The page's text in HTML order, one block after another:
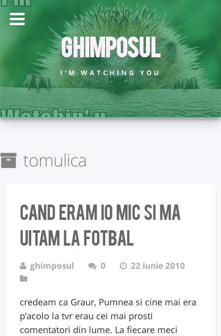
Ghimposul
I'M WATCHING YOU
tomulica
cand eram io mic si ma
uitam la fotbal
ghimposul 0 22 iunie 2010
credeam ca Graur, Pumnea si cine mai era
p’acolo la tvr erau cei mai prosti
comentatori din lume. La fiecare meci